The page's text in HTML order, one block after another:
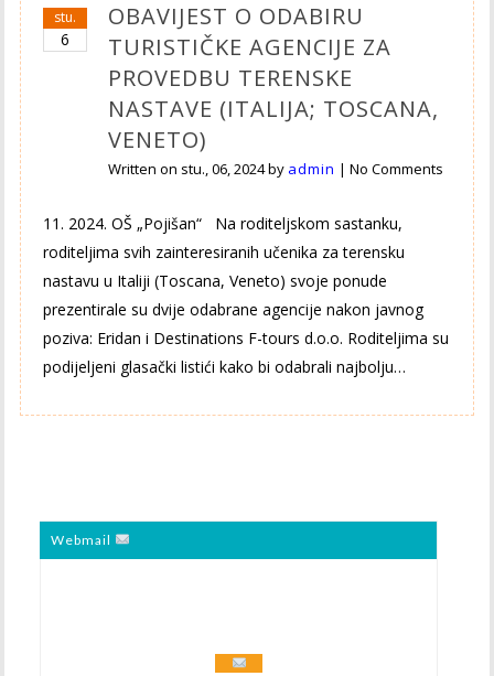
stu.
6
OBAVIJEST O ODABIRU
TURISTIČKE AGENCIJE ZA
PROVEDBU TERENSKE
NASTAVE (ITALIJA; TOSCANA,
VENETO)
Written on stu., 06, 2024by admin |No Comments
11. 2024. OŠ „Pojišan“ Na roditeljskom sastanku,
roditeljima svih zainteresiranih učenika za terensku
nastavu u Italiji (Toscana, Veneto) svoje ponude
prezentirale su dvije odabrane agencije nakon javnog
poziva: Eridan i Destinations F-tours d.o.o. Roditeljima su
podijeljeni glasački listići kako bi odabrali najbolju…
Webmail